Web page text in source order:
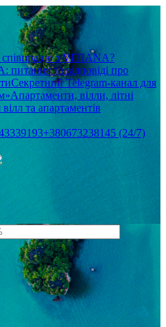
співпрацю з VITIANA?
питання та відповіді про
Секретний Telegram-канал для
Апартаменти, вілли, літні
та апартаментів
+380673238145 (24/7)